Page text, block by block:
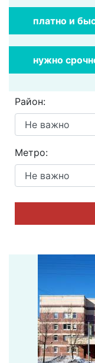
платно и
нужно
Район:
Метро: